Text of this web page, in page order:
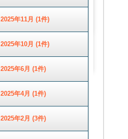
2025年11月 (1件)
2025年10月 (1件)
2025年6月 (1件)
2025年4月 (1件)
2025年2月 (3件)